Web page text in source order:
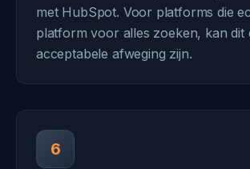
met HubSpot. Voor platforms die
platform voor alles zoeken, kan dit
acceptabele afweging zijn.
6